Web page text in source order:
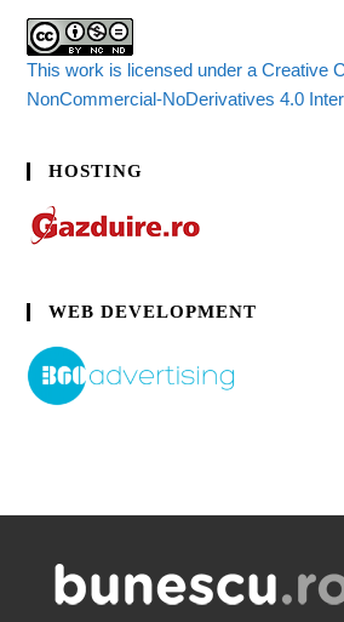
This work is licensed under a Creative
NonCommercial-NoDerivatives 4.0
HOSTING
WEB DEVELOPMENT